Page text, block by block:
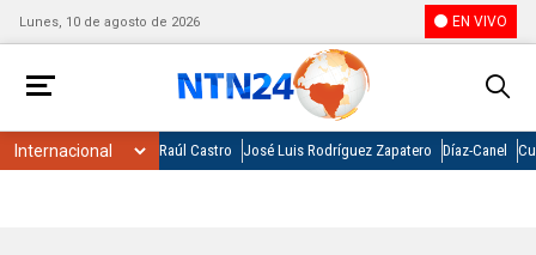
Lunes, 10 de agosto de 2026 EN VIVO
Raúl Castro José Luis Rodríguez Zapatero Díaz-Canel